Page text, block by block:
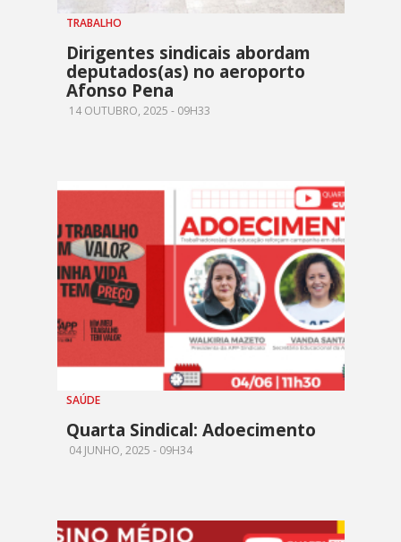
TRABALHO
Dirigentes sindicais abordam
deputados(as) no aeroporto
Afonso Pena
14 OUTUBRO, 2025 - 09H33
SAÚDE
Quarta Sindical: Adoecimento
04 JUNHO, 2025 - 09H34